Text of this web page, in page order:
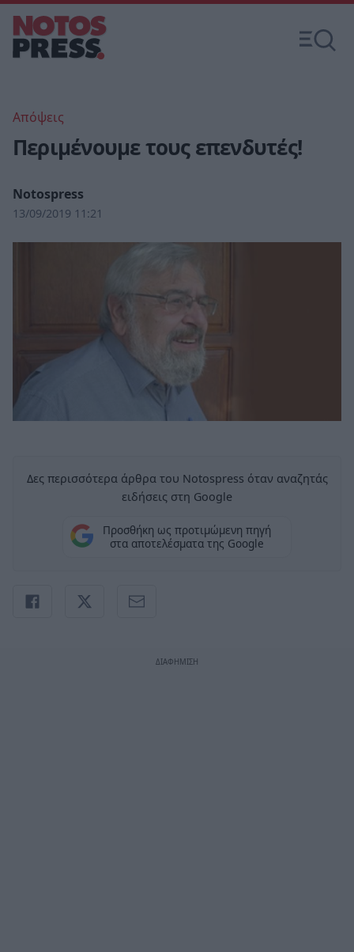
Απόψεις
Περιμένουμε τους επενδυτές!
Notospress
13/09/2019 11:21
Δες περισσότερα άρθρα του Notospress όταν αναζητάς
ειδήσεις στη Google
Προσθήκη ως προτιμώμενη πηγή
στα αποτελέσματα της Google